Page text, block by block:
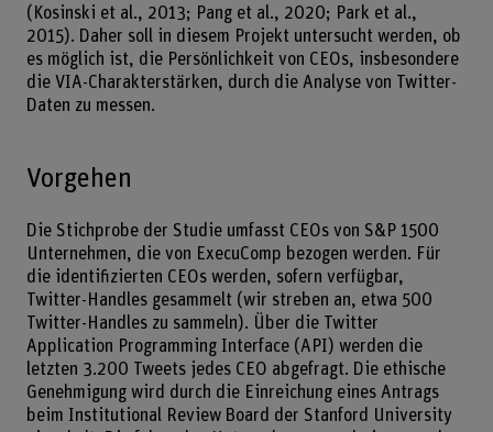
(Kosinski et al., 2013; Pang et al., 2020; Park et al.,
2015). Daher soll in diesem Projekt untersucht werden, ob
es möglich ist, die Persönlichkeit von CEOs, insbesondere
die VIA-Charakterstärken, durch die Analyse von Twitter-
Daten zu messen.
Vorgehen
Die Stichprobe der Studie umfasst CEOs von S&P 1500
Unternehmen, die von ExecuComp bezogen werden. Für
die identifizierten CEOs werden, sofern verfügbar,
Twitter-Handles gesammelt (wir streben an, etwa 500
Twitter-Handles zu sammeln). Über die Twitter
Application Programming Interface (API) werden die
letzten 3.200 Tweets jedes CEO abgefragt. Die ethische
Genehmigung wird durch die Einreichung eines Antrags
beim Institutional Review Board der Stanford University